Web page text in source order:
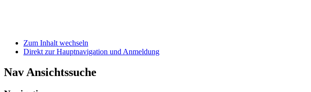
Zum Inhalt wechseln
Direkt zur Hauptnavigation und Anmeldung
Nav Ansichtssuche